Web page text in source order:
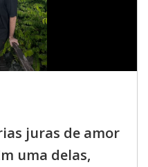
juras de amor
uma delas,